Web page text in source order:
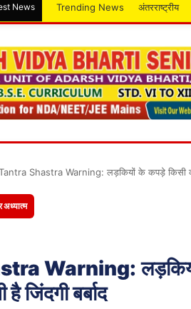
News Trending News अंतरराष्ट्रीय
Shastra Warning: लड़कियों के कपड़े किसी
अध्यात्म
Warning: लड़कियों
जिंदगी बर्बाद